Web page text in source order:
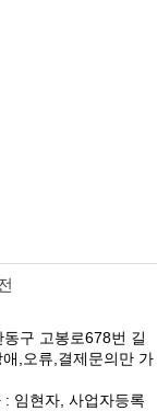
구 고봉로678번 길
,오류,결제문의만 가
임현자, 사업자등록